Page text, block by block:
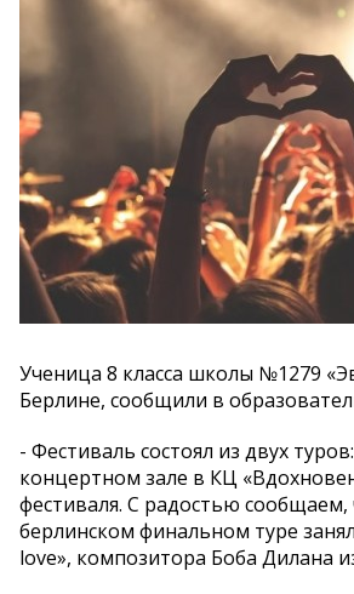
Ученица 8 класса школы №1279
Берлине, сообщили в
- Фестиваль состоял из двух
концертном зале в КЦ
фестиваля. С радостью сообщаем,
берлинском финальном туре
love», композитора Боба Дилана